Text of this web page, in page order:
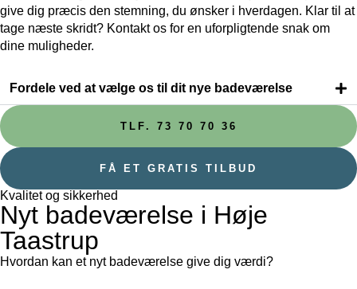
give dig præcis den stemning, du ønsker i hverdagen. Klar til at
tage næste skridt? Kontakt os for en uforpligtende snak om
dine muligheder.
Fordele ved at vælge os til dit nye badeværelse
TLF. 73 70 70 36
FÅ ET GRATIS TILBUD
Kvalitet og sikkerhed
Nyt badeværelse i Høje
Taastrup
Hvordan kan et nyt badeværelse give dig værdi?